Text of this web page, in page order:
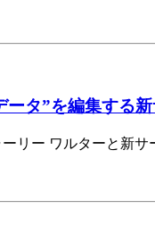
タ”を編集する
リー ワルターと新